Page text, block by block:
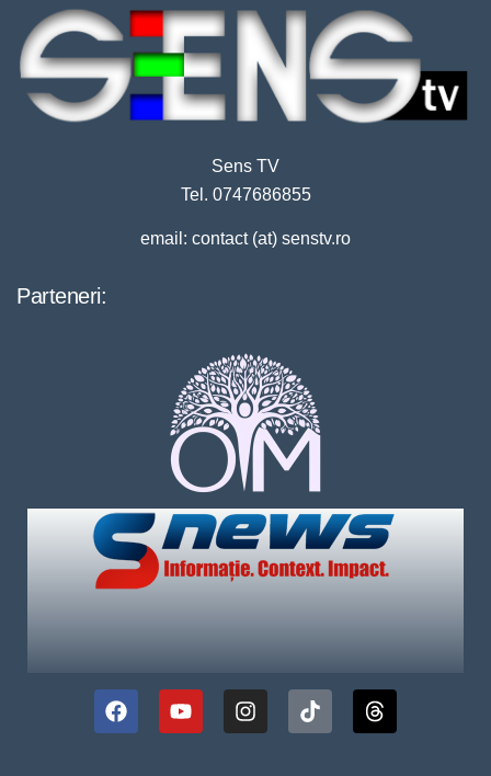
Sens TV
Tel. 0747686855
email: contact (at) senstv.ro
Parteneri: